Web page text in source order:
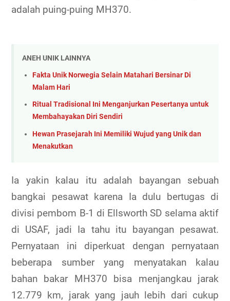
adalah puing-puing MH370.
ANEH UNIK LAINNYA
Fakta Unik Norwegia Selain Matahari Bersinar Di
Malam Hari
Ritual Tradisional Ini Menganjurkan Pesertanya untuk
Membahayakan Diri Sendiri
Hewan Prasejarah Ini Memiliki Wujud yang Unik dan
Menakutkan
Ia yakin kalau itu adalah bayangan sebuah
bangkai pesawat karena Ia dulu bertugas di
divisi pembom B-1 di Ellsworth SD selama aktif
di USAF, jadi Ia tahu itu bayangan pesawat.
Pernyataan ini diperkuat dengan pernyataan
beberapa sumber yang menyatakan kalau
bahan bakar MH370 bisa menjangkau jarak
12.779 km, jarak yang jauh lebih dari cukup